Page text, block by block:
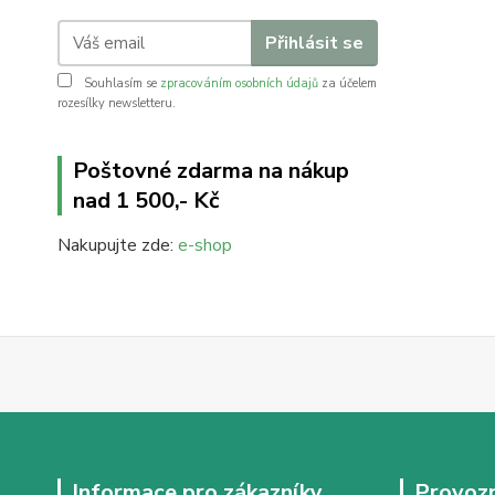
Přihlásit se
Souhlasím se zpracováním osobních údajů za účelem
rozesílky newsletteru.
Poštovné zdarma na nákup
nad 1 500,- Kč
Nakupujte zde: e-shop